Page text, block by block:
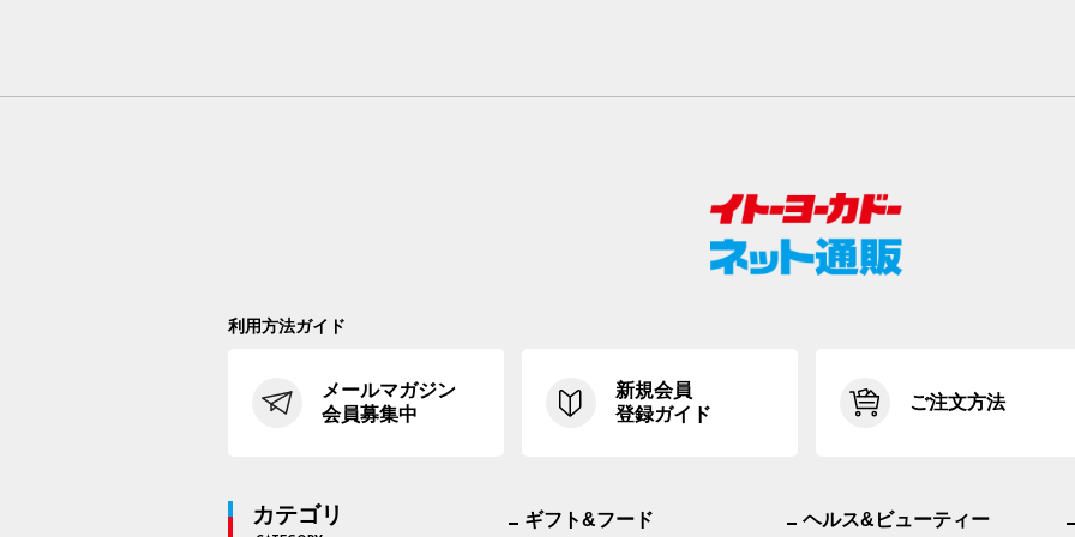
利用方法ガイド
メールマガジン
会員募集中
新規会員
登録ガイド
ご注文方法
カテゴリ ギフト&フード ヘルス&ビューティー